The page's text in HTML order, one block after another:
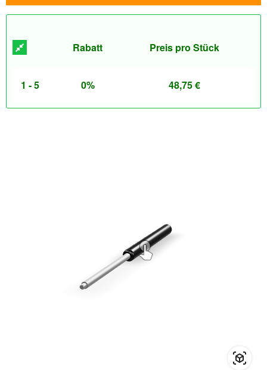
Rabatt Preis pro Stück
1 - 5 0% 48,75€